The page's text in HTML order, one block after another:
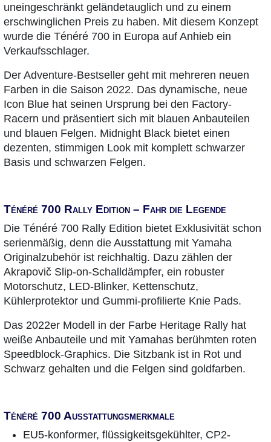
uneingeschränkt geländetauglich und zu einem
erschwinglichen Preis zu haben. Mit diesem Konzept
wurde die Ténéré 700 in Europa auf Anhieb ein
Verkaufsschlager.
Der Adventure-Bestseller geht mit mehreren neuen
Farben in die Saison 2022. Das dynamische, neue
Icon Blue hat seinen Ursprung bei den Factory-
Racern und präsentiert sich mit blauen Anbauteilen
und blauen Felgen. Midnight Black bietet einen
dezenten, stimmigen Look mit komplett schwarzer
Basis und schwarzen Felgen.
Ténéré 700 Rally Edition – Fahr die Legende
Die Ténéré 700 Rally Edition bietet Exklusivität schon
serienmäßig, denn die Ausstattung mit Yamaha
Originalzubehör ist reichhaltig. Dazu zählen der
Akrapovič Slip-on-Schalldämpfer, ein robuster
Motorschutz, LED-Blinker, Kettenschutz,
Kühlerprotektor und Gummi-profilierte Knie Pads.
Das 2022er Modell in der Farbe Heritage Rally hat
weiße Anbauteile und mit Yamahas berühmten roten
Speedblock-Graphics. Die Sitzbank ist in Rot und
Schwarz gehalten und die Felgen sind goldfarben.
Ténéré 700 Ausstattungsmerkmale
EU5-konformer, flüssigkeitsgekühlter, CP2-